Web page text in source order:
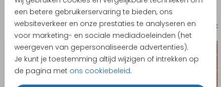
een betere gebruikerservaring te bieden, ons
websiteverkeer en onze prestaties te analyseren en
voor marketing- en sociale mediadoeleinden (het
weergeven van gepersonaliseerde advertenties).
Je kunt je toestemming altijd wijzigen of intrekken op
de pagina met ons cookiebeleid.
Producten die hierop lijken
Geboortekaartje